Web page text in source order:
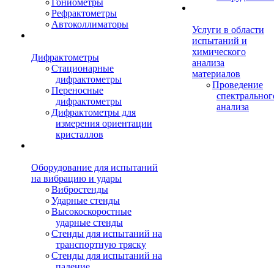
Гониометры
Рефрактометры
Автоколлиматоры
Дифрактометры
Стационарные
дифрактометры
Переносные
дифрактометры
Дифрактометры для
измерения ориентации
кристаллов
Оборудование для испытаний
на вибрацию и удары
Вибростенды
Ударные стенды
Высокоскоростные
ударные стенды
Стенды для испытаний на
транспортную тряску
Стенды для испытаний на
Услуги в области
испытаний и
химического
анализа
материалов
Проведение
анализа